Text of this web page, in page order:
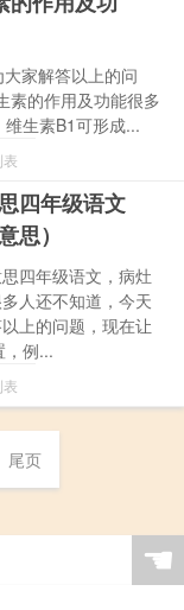
家解答以上的问
素的作用及功能很多
生素B1可形成...
四年级语文
思）
四年级语文，病灶
人还不知道，今天
上的问题，现在让
，例...
尾页
☚